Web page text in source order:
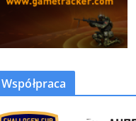
Współpraca